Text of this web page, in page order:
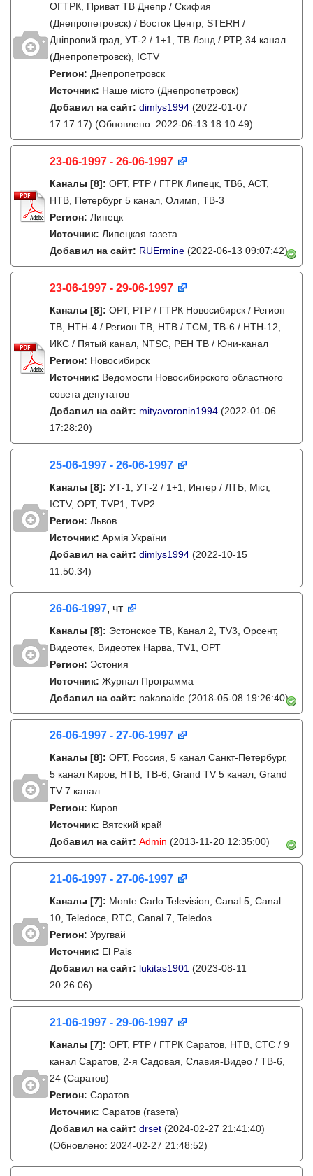
ОГТРК, Приват ТВ Днепр / Скифия
(Днепропетровск) / Восток Центр, STERH /
Дніпровий град, УТ-2 / 1+1, ТВ Лэнд / РТР, 34 канал
(Днепропетровск), ICTV
Регион: Днепропетровск
Источник: Наше місто (Днепропетровск)
Добавил на сайт: dimlys1994 (2022-01-07
17:17:17) (Обновлено: 2022-06-13 18:10:49)
23-06-1997 - 26-06-1997
Каналы [8]: ОРТ, РТР / ГТРК Липецк, ТВ6, АСТ,
НТВ, Петербург 5 канал, Олимп, ТВ-3
Регион: Липецк
Источник: Липецкая газета
Добавил на сайт: RUErmine (2022-06-13 09:07:42)
23-06-1997 - 29-06-1997
Каналы [8]: ОРТ, РТР / ГТРК Новосибирск / Регион
ТВ, НТН-4 / Регион ТВ, НТВ / ТСМ, ТВ-6 / НТН-12,
ИКС / Пятый канал, NTSC, РЕН ТВ / Юни-канал
Регион: Новосибирск
Источник: Ведомости Новосибирского областного
совета депутатов
Добавил на сайт: mityavoronin1994 (2022-01-06
17:28:20)
25-06-1997 - 26-06-1997
Каналы [8]: УТ-1, УТ-2 / 1+1, Интер / ЛТБ, Міст,
ICTV, ОРТ, TVP1, TVP2
Регион: Львов
Источник: Армія України
Добавил на сайт: dimlys1994 (2022-10-15
11:50:34)
26-06-1997, чт
Каналы [8]: Эстонское ТВ, Канал 2, TV3, Орсент,
Видеотек, Видеотек Нарва, TV1, ОРТ
Регион: Эстония
Источник: Журнал Программа
Добавил на сайт: nakanaide (2018-05-08 19:26:40)
26-06-1997 - 27-06-1997
Каналы [8]: ОРТ, Россия, 5 канал Санкт-Петербург,
5 канал Киров, НТВ, ТВ-6, Grand TV 5 канал, Grand
TV 7 канал
Регион: Киров
Источник: Вятский край
Добавил на сайт: Admin (2013-11-20 12:35:00)
21-06-1997 - 27-06-1997
Каналы [7]: Monte Carlo Television, Canal 5, Canal
10, Teledoce, RTC, Canal 7, Teledos
Регион: Уругвай
Источник: El Pais
Добавил на сайт: lukitas1901 (2023-08-11
20:26:06)
21-06-1997 - 29-06-1997
Каналы [7]: ОРТ, РТР / ГТРК Саратов, НТВ, СТС / 9
канал Саратов, 2-я Садовая, Славия-Видео / ТВ-6,
24 (Саратов)
Регион: Саратов
Источник: Саратов (газета)
Добавил на сайт: drset (2024-02-27 21:41:40)
(Обновлено: 2024-02-27 21:48:52)